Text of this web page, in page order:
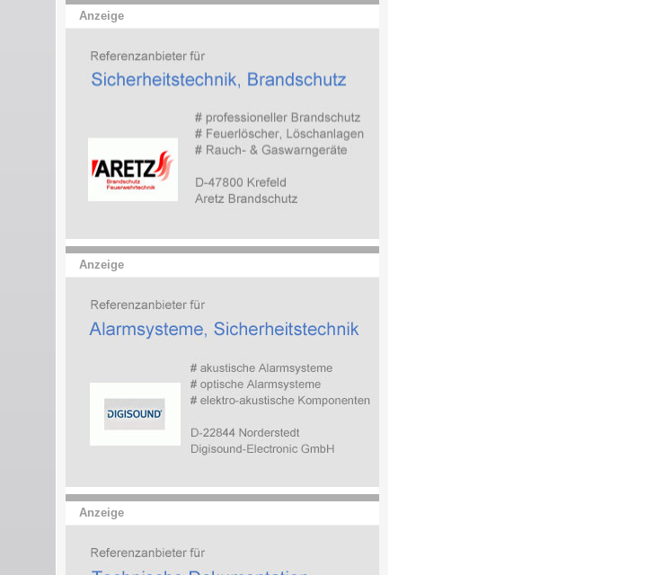
Anzeige
Anzeige
Anzeige